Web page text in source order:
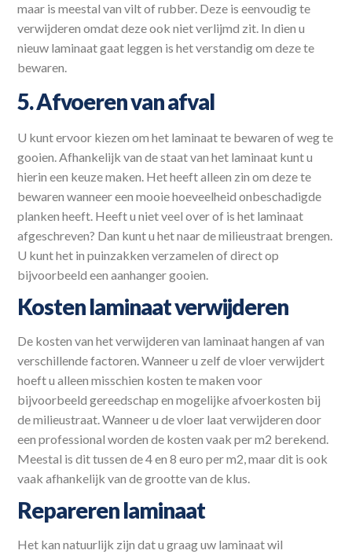
maar is meestal van vilt of rubber. Deze is eenvoudig te
verwijderen omdat deze ook niet verlijmd zit. In dien u
nieuw laminaat gaat leggen is het verstandig om deze te
bewaren.
5. Afvoeren van afval
U kunt ervoor kiezen om het laminaat te bewaren of weg te
gooien. Afhankelijk van de staat van het laminaat kunt u
hierin een keuze maken. Het heeft alleen zin om deze te
bewaren wanneer een mooie hoeveelheid onbeschadigde
planken heeft. Heeft u niet veel over of is het laminaat
afgeschreven? Dan kunt u het naar de milieustraat brengen.
U kunt het in puinzakken verzamelen of direct op
bijvoorbeeld een aanhanger gooien.
Kosten laminaat verwijderen
De kosten van het verwijderen van laminaat hangen af van
verschillende factoren. Wanneer u zelf de vloer verwijdert
hoeft u alleen misschien kosten te maken voor
bijvoorbeeld gereedschap en mogelijke afvoerkosten bij
de milieustraat. Wanneer u de vloer laat verwijderen door
een professional worden de kosten vaak per m2 berekend.
Meestal is dit tussen de 4 en 8 euro per m2, maar dit is ook
vaak afhankelijk van de grootte van de klus.
Repareren laminaat
Het kan natuurlijk zijn dat u graag uw laminaat wil